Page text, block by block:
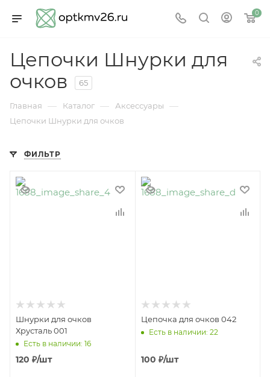
0
Цепочки Шнурки для
очков
65
Главная — Каталог — Аксессуары —
Цепочки Шнурки для очков
ФИЛЬТР
Шнурки для очков
Хрусталь 001
Есть в наличии: 16
120 ₽/шт
Цепочка для очков 042
Есть в наличии: 22
100 ₽/шт